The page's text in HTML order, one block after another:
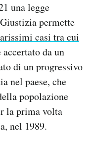
una legge
permette
casi tra cui
accertato da un
di un progressivo
nel paese, che
popolazione
la prima volta
nel 1989.